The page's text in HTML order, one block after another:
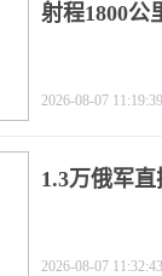
射程1800公
2026-08-07 11:19:39
1.3万俄军
2026-08-07 11:32:43